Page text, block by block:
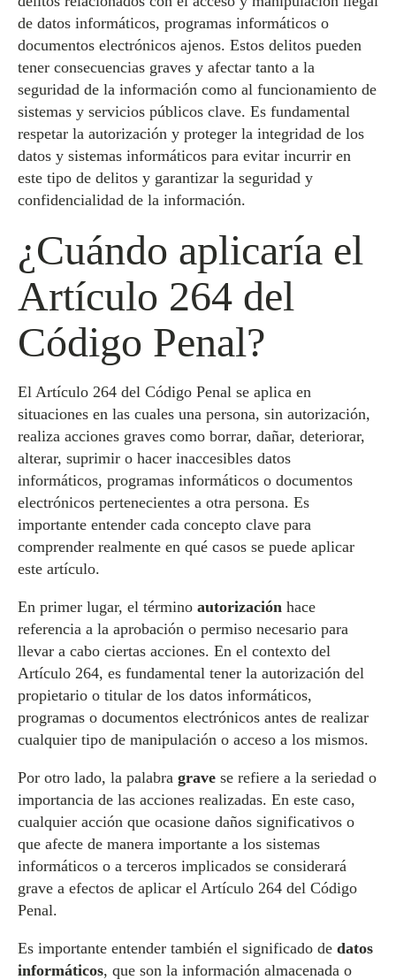
de datos informáticos, programas informáticos o
documentos electrónicos ajenos. Estos delitos pueden
tener consecuencias graves y afectar tanto a la
seguridad de la información como al funcionamiento de
sistemas y servicios públicos clave. Es fundamental
respetar la autorización y proteger la integridad de los
datos y sistemas informáticos para evitar incurrir en
este tipo de delitos y garantizar la seguridad y
confidencialidad de la información.
¿Cuándo aplicaría el
Artículo 264 del
Código Penal?
El Artículo 264 del Código Penal se aplica en
situaciones en las cuales una persona, sin autorización,
realiza acciones graves como borrar, dañar, deteriorar,
alterar, suprimir o hacer inaccesibles datos
informáticos, programas informáticos o documentos
electrónicos pertenecientes a otra persona. Es
importante entender cada concepto clave para
comprender realmente en qué casos se puede aplicar
este artículo.
En primer lugar, el término autorización hace
referencia a la aprobación o permiso necesario para
llevar a cabo ciertas acciones. En el contexto del
Artículo 264, es fundamental tener la autorización del
propietario o titular de los datos informáticos,
programas o documentos electrónicos antes de realizar
cualquier tipo de manipulación o acceso a los mismos.
Por otro lado, la palabra grave se refiere a la seriedad o
importancia de las acciones realizadas. En este caso,
cualquier acción que ocasione daños significativos o
que afecte de manera importante a los sistemas
informáticos o a terceros implicados se considerará
grave a efectos de aplicar el Artículo 264 del Código
Penal.
Es importante entender también el significado de datos
informáticos, que son la información almacenada o